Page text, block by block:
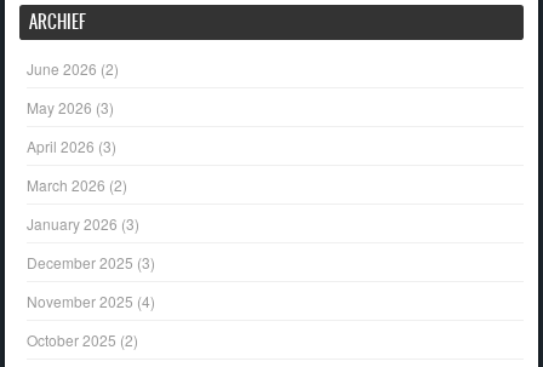
ARCHIEF
June 2026 (2)
May 2026 (3)
April 2026 (3)
March 2026 (2)
January 2026 (3)
December 2025 (3)
November 2025 (4)
October 2025 (2)